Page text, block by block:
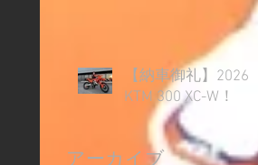
【納車御礼】2026
KTM 300 XC-W！
アーカイブ